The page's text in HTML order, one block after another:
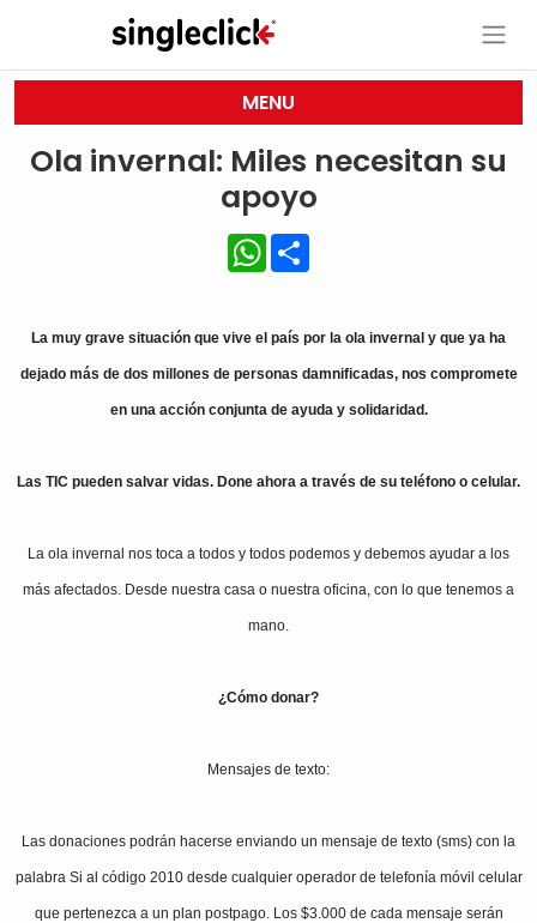
MENU
Ola invernal: Miles necesitan su
apoyo
WhatsApp
La muy grave situación que vive el país por la ola invernal y que ya ha
dejado más de dos millones de personas damnificadas, nos compromete
en una acción conjunta de ayuda y solidaridad.
Las TIC pueden salvar vidas. Done ahora a través de su teléfono o celular.
La ola invernal nos toca a todos y todos podemos y debemos ayudar a los
más afectados. Desde nuestra casa o nuestra oficina, con lo que tenemos a
mano.
¿Cómo donar?
Mensajes de texto:
Las donaciones podrán hacerse enviando un mensaje de texto (sms) con la
palabra Si al código 2010 desde cualquier operador de telefonía móvil celular
que pertenezca a un plan postpago. Los $3.000 de cada mensaje serán